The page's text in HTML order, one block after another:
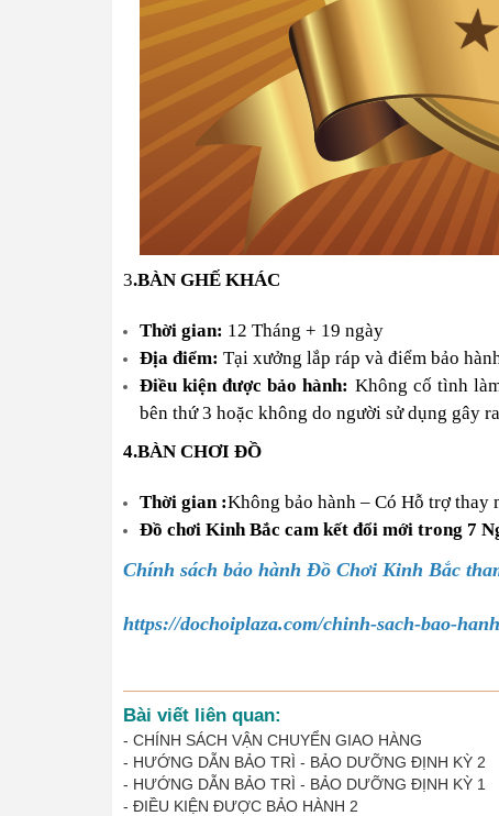
3.BÀN GHẾ KHÁC
Thời gian: 12 Tháng + 19 ngày
Địa điểm: Tại xưởng lắp ráp và điểm bảo
Điều kiệnđược bảo hành: Không cố tình
bên thứ 3 hoặc không do người sử dụng gây ra
4.BÀN CHƠI ĐỒ
Thời gian :Không bảo hành – Có Hỗ trợ thay
Đồ chơi Kinh Bắc cam kết đổi mới trong 7
Chính sách bảo hành Đồ Chơi Kinh Bắc
https://dochoiplaza.com/chinh-sach-bao-hanh
Bài viết liên quan:
- CHÍNH SÁCH VẬN CHUYỂN GIAO HÀNG
- HƯỚNG DẪN BẢO TRÌ - BẢO DƯỠNG ĐỊNH KỲ 2
- HƯỚNG DẪN BẢO TRÌ - BẢO DƯỠNG ĐỊNH KỲ 1
- ĐIỀU KIỆN ĐƯỢC BẢO HÀNH 2